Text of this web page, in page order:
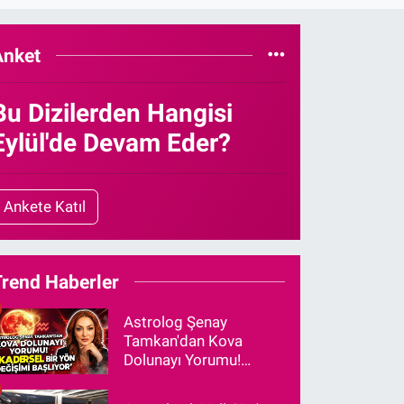
Dizilerden Hangisi
Devam Eder?
Ankete Katıl
Haberler
Astrolog Şenay
Tamkan'dan Kova
Dolunayı Yorumu!